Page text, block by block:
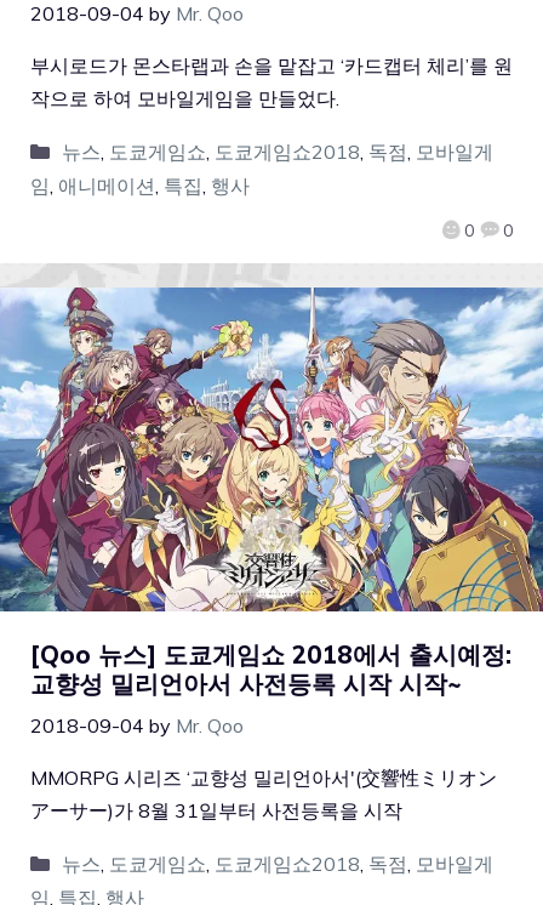
2018-09-04 by Mr. Qoo
0 0
부시로드가 몬스타랩과 손을 맡잡고 ‘카드캡터 체리’를 원
작으로 하여 모바일게임을 만들었다.
뉴스, 도쿄게임쇼, 도쿄게임쇼2018, 독점, 모바일게
임, 애니메이션, 특집, 행사
[Qoo 뉴스] 도쿄게임쇼 2018에서 출시예정:
교향성 밀리언아서 사전등록 시작 시작~
2018-09-04 by Mr. Qoo
MMORPG 시리즈 ‘교향성 밀리언아서'(交響性ミリオン
アーサー)가 8월 31일부터 사전등록을 시작
뉴스, 도쿄게임쇼, 도쿄게임쇼2018, 독점, 모바일게
임, 특집, 행사